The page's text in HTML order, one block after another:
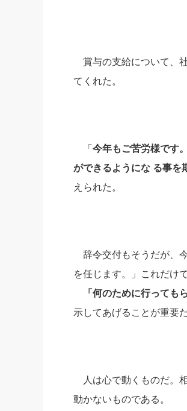
賞与の支給について、
てくれた。
「 今年もご苦労様です
ができるようにな る事を
えられた。
辞令交付もそうだが、
を任じます。」これだけ
「何のために行っても
示してあげることが重要だ
人は心で動くものだ。
動かないものである。